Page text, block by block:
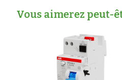
Vous aimerez peut-